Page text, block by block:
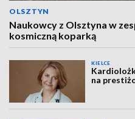
OLSZTYN
Naukowcy z Olsztyna w
kosmiczną koparką
KIELCE
na